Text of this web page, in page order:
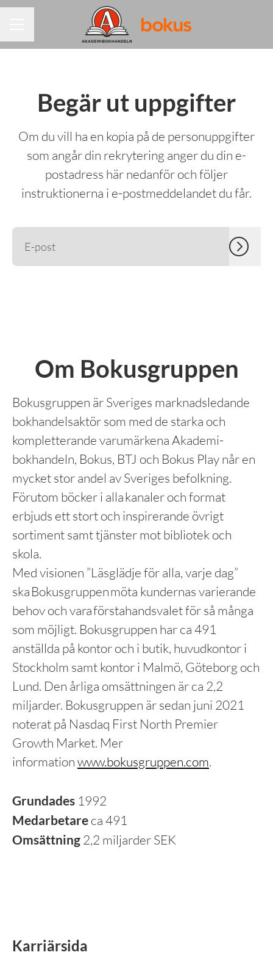
Begär ut uppgifter
Om du vill ha en kopia på de personuppgifter
som angår din rekrytering anger du din e-
postadress här nedanför och följer
instruktionerna i e-postmeddelandet du får.
Om Bokusgruppen
Bokusgruppen är Sveriges marknadsledande
bokhandelsaktör som med de starka och
kompletterande varumärkena Akademi­
bokhandeln, Bokus, BTJ och Bokus Play når en
mycket stor andel av Sveriges befolkning.
Förutom böcker i alla kanaler och format
erbjuds ett stort och inspirerande övrigt
sortiment samt tjänster mot bibliotek och
skola.
Med visionen ”Läsglädje för alla, varje dag”
ska Bokusgruppen möta kundernas varierande
behov och vara förstahandsvalet för så många
som möjligt. Bokusgruppen har ca 491
anställda på kontor och i butik, huvudkontor i
Stockholm samt kontor i Malmö, Göteborg och
Lund. Den årliga omsättningen är ca 2,2
miljarder. Bokusgruppen är sedan juni 2021
noterat på Nasdaq First North Premier
Growth Market. Mer
informationwww.bokusgruppen.com.
Grundades 1992
Medarbetare ca 491
Omsättning 2,2 miljarder SEK
Karriärsida